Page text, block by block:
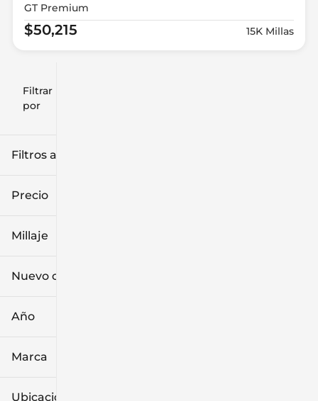
Filtrar
por
Filtros aplicados (2)
Used
Precio
Millaje
Nuevo o usado (1)
Año
Marca
Ubicación
GT Premium
$50,215 15K Millas